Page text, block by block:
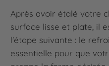
Après avoir étalé votre
surface lisse et plate, il
l'étape suivante : le
essentielle pour que